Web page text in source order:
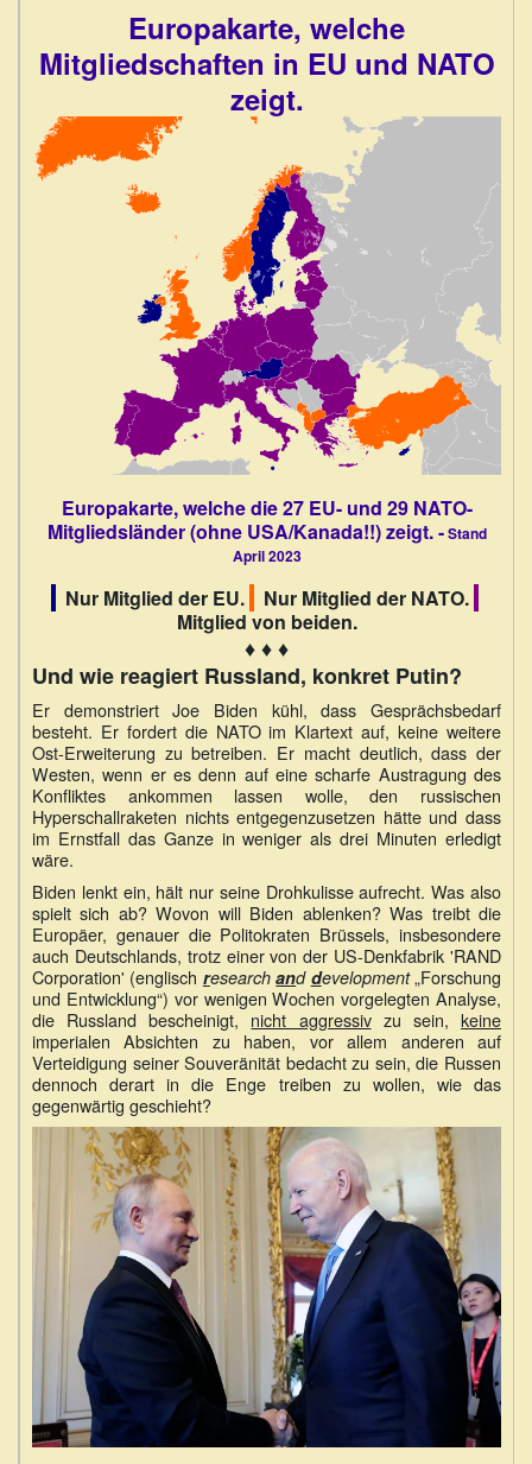
Europakarte, welche
Mitgliedschaften in EU und NATO
zeigt.
Europakarte, welche die 27 EU- und 29 NATO-
Mitgliedsländer (ohne USA/Kanada!!) zeigt. -Stand
April 2023
Nur Mitglied der EU.
Nur Mitglied der NATO.
Mitglied von beiden.
♦ ♦ ♦
Und wie reagiert Russland, konkret Putin?
Er demonstriert Joe Biden kühl, dass Gesprächsbedarf
besteht. Er fordert die NATO im Klartext auf, keine weitere
Ost-Erweiterung zu betreiben. Er macht deutlich, dass der
Westen, wenn er es denn auf eine scharfe Austragung des
Konfliktes ankommen lassen wolle, den russischen
Hyperschallraketen nichts entgegenzusetzen hätte und dass
im Ernstfall das Ganze in weniger als drei Minuten erledigt
wäre.
Biden lenkt ein, hält nur seine Drohkulisse aufrecht. Was also
spielt sich ab? Wovon will Biden ablenken? Was treibt die
Europäer, genauer die Politokraten Brüssels, insbesondere
auch Deutschlands, trotz einer von der US-Denkfabrik 'RAND
Corporation' (englisch researchand development„Forschung
und Entwicklung“) vor wenigen Wochen vorgelegten Analyse,
die Russland bescheinigt, nicht aggressivzu sein,keine
imperialen Absichten zu haben, vor allem anderen auf
Verteidigung seiner Souveränität bedacht zu sein, die Russen
dennoch derart in die Enge treiben zu wollen, wie das
gegenwärtig geschieht?